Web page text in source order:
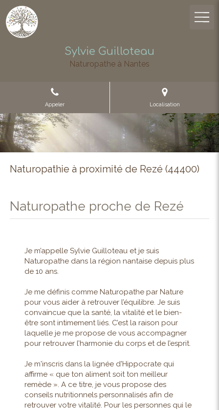
Sylvie Guilloteau
Naturopathe à Nantes
Appeler Localisation
Naturopathie à proximité de Rezé (44400)
Naturopathe proche de Rezé
Je m’appelle Sylvie Guilloteau et je suis
Naturopathe dans la région nantaise depuis plus
de 10 ans.
Je me définis comme Naturopathe par Nature
pour vous aider à retrouver l’équilibre. Je suis
convaincue que la santé, la vitalité et le bien-
être sont intimement liés. C’est la raison pour
laquelle je me propose de vous accompagner
pour retrouver l’harmonie du corps et de l’esprit.
Je m'inscris dans la lignée d'Hippocrate qui
affirme « que ton aliment soit ton meilleur
remède ». A ce titre, je vous propose des
conseils nutritionnels personnalisés afin de
retrouver votre vitalité. Pour les personnes qui le